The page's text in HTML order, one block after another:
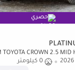
حصري
2026
0 كيلومتر